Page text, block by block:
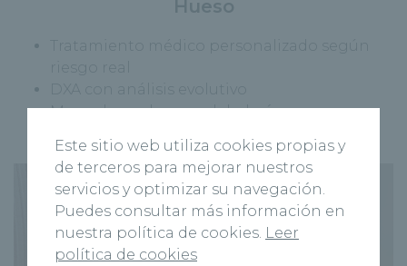
Hueso
Tratamiento médico personalizado según
riesgo real
DXA con análisis evolutivo
Marcadores de remodelado óseo
Este sitio web utiliza cookies propias y
de terceros para mejorar nuestros
servicios y optimizar su navegación.
Puedes consultar más información en
nuestra política de cookies. Leer
política de cookies